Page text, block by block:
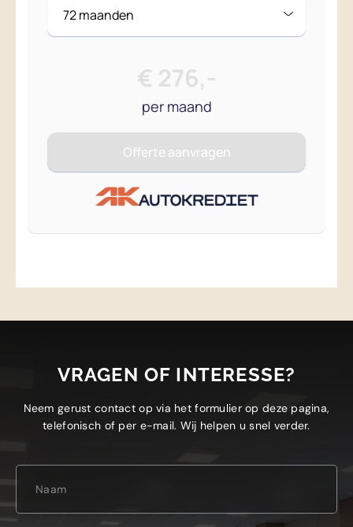
VRAGEN OF INTERESSE?
Neem gerust contact op via het formulier op deze pagina,
telefonisch of per e-mail. Wij helpen u snel verder.